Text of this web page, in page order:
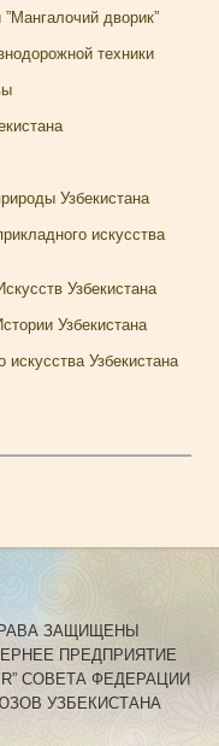
дворик”
техники
Узбекистана
искусства
Узбекистана
Узбекистана
искусства Узбекистана
ЗАЩИЩЕНЫ
ПРЕДПРИЯТИЕ
СОВЕТА ФЕДЕРАЦИИ
УЗБЕКИСТАНА